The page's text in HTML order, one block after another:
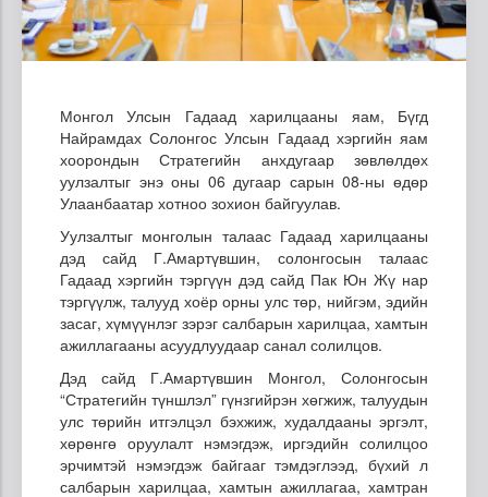
Монгол Улсын Гадаад харилцааны яам, Бүгд
Найрамдах Солонгос Улсын Гадаад хэргийн яам
хоорондын Стратегийн анхдугаар зөвлөлдөх
уулзалтыг энэ оны 06 дугаар сарын 08-ны өдөр
Улаанбаатар хотноо зохион байгуулав.
Уулзалтыг монголын талаас Гадаад харилцааны
дэд сайд Г.Амартүвшин, солонгосын талаас
Гадаад хэргийн тэргүүн дэд сайд Пак Юн Жү нар
тэргүүлж, талууд хоёр орны улс төр, нийгэм, эдийн
засаг, хүмүүнлэг зэрэг салбарын харилцаа, хамтын
ажиллагааны асуудлуудаар санал солилцов.
Дэд сайд Г.Амартүвшин Монгол, Солонгосын
“Стратегийн түншлэл” гүнзгийрэн хөгжиж, талуудын
улс төрийн итгэлцэл бэхжиж, худалдааны эргэлт,
хөрөнгө оруулалт нэмэгдэж, иргэдийн солилцоо
эрчимтэй нэмэгдэж байгааг тэмдэглээд, бүхий л
салбарын харилцаа, хамтын ажиллагаа, хамтран